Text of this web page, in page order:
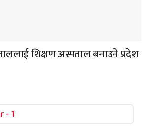
शिक्षण अस्पताल बनाउने प्रदेश